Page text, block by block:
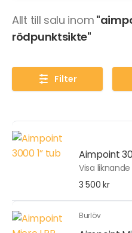
Allt till salu inom
rödpunktsikte"
Filter
Aimpoint
Visa liknande
3 500 kr
Burlöv